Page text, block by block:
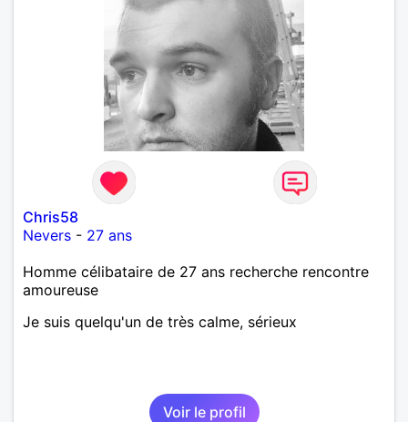
Chris58
Nevers - 27 ans
Homme célibataire de 27 ans recherche rencontre
amoureuse
Je suis quelqu'un de très calme, sérieux
Voir le profil